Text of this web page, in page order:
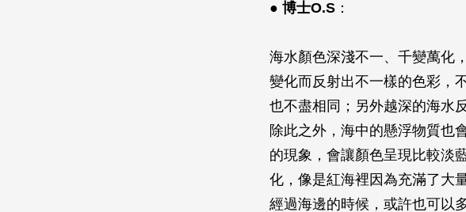
● 博士O.S ：
海水顏色深淺不一、千變萬化
變化而反射出不一樣的色彩，
也不盡相同；另外越深的海水
除此之外，海中的懸浮物質也
的現象，會讓顏色呈現比較淡
化，像是紅海裡因為充滿了大
經過海邊的時候，或許也可以